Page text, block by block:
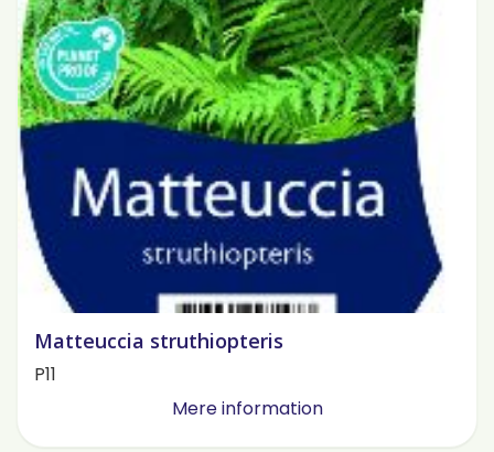
Matteuccia struthiopteris
P11
Mere information